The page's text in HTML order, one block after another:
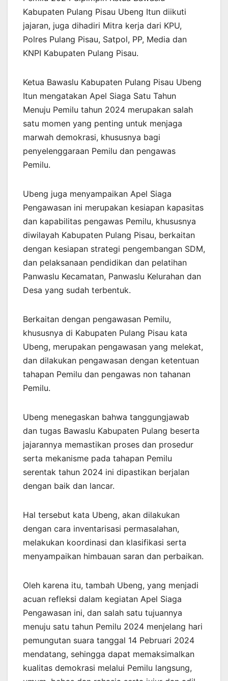
Kabupaten Pulang Pisau Ubeng Itun diikuti
jajaran, juga dihadiri Mitra kerja dari KPU,
Polres Pulang Pisau, Satpol, PP, Media dan
KNPI Kabupaten Pulang Pisau.
Ketua Bawaslu Kabupaten Pulang Pisau Ubeng
Itun mengatakan Apel Siaga Satu Tahun
Menuju Pemilu tahun 2024 merupakan salah
satu momen yang penting untuk menjaga
marwah demokrasi, khususnya bagi
penyelenggaraan Pemilu dan pengawas
Pemilu.
Ubeng juga menyampaikan Apel Siaga
Pengawasan ini merupakan kesiapan kapasitas
dan kapabilitas pengawas Pemilu, khususnya
diwilayah Kabupaten Pulang Pisau, berkaitan
dengan kesiapan strategi pengembangan SDM,
dan pelaksanaan pendidikan dan pelatihan
Panwaslu Kecamatan, Panwaslu Kelurahan dan
Desa yang sudah terbentuk.
Berkaitan dengan pengawasan Pemilu,
khususnya di Kabupaten Pulang Pisau kata
Ubeng, merupakan pengawasan yang melekat,
dan dilakukan pengawasan dengan ketentuan
tahapan Pemilu dan pengawas non tahanan
Pemilu.
Ubeng menegaskan bahwa tanggungjawab
dan tugas Bawaslu Kabupaten Pulang beserta
jajarannya memastikan proses dan prosedur
serta mekanisme pada tahapan Pemilu
serentak tahun 2024 ini dipastikan berjalan
dengan baik dan lancar.
Hal tersebut kata Ubeng, akan dilakukan
dengan cara inventarisasi permasalahan,
melakukan koordinasi dan klasifikasi serta
menyampaikan himbauan saran dan perbaikan.
Oleh karena itu, tambah Ubeng, yang menjadi
acuan refleksi dalam kegiatan Apel Siaga
Pengawasan ini, dan salah satu tujuannya
menuju satu tahun Pemilu 2024 menjelang hari
pemungutan suara tanggal 14 Pebruari 2024
mendatang, sehingga dapat memaksimalkan
kualitas demokrasi melalui Pemilu langsung,